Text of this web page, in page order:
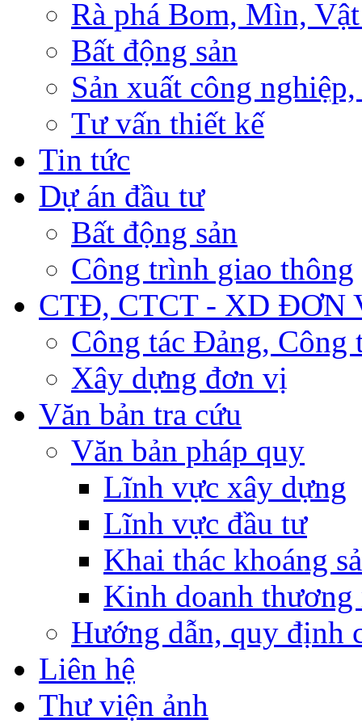
Rà phá Bom, Mìn,
Bất động sản
Sản xuất công
Tư vấn thiết kế
Tin tức
Dự án đầu tư
Bất động sản
Công trình giao thông
CTĐ, CTCT - XD ĐƠN
Công tác Đảng, Công
Xây dựng đơn vị
Văn bản tra cứu
Văn bản pháp quy
Lĩnh vực xây dựng
Lĩnh vực đầu tư
Khai thác khoáng
Kinh doanh thương
Hướng dẫn, quy định
Liên hệ
Thư viện ảnh